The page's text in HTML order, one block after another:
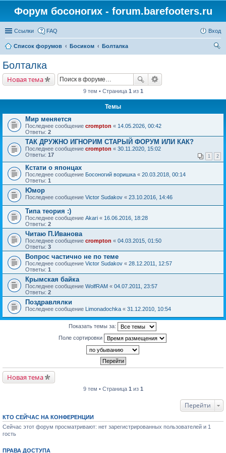
Форум босоногих - forum.barefooters.ru
Ссылки FAQ Вход
Список форумов Босиком
Болталка
Болталка
Новая тема
9 тем • Страница 1 из 1
Темы
Мир меняется
Последнее сообщение crompton « 14.05.2026, 00:42
Ответы: 2
ТАК ДРУЖНО ИГНОРИМ СТАРЫЙ ФОРУМ ИЛИ КАК?
Последнее сообщение crompton « 30.11.2020, 15:02
Ответы: 17 1 2
Кстати о японцах
Последнее сообщение Босоногий воришка « 20.03.2018, 00:14
Ответы: 1
Юмор
Последнее сообщение Victor Sudakov « 23.10.2016, 14:46
Типа теория :)
Последнее сообщение Akari « 16.06.2016, 18:28
Ответы: 2
Читаю П.Иванова
Последнее сообщение crompton « 04.03.2015, 01:50
Ответы: 3
Вопрос частично не по теме
Последнее сообщение Victor Sudakov « 28.12.2011, 12:57
Ответы: 1
Крымская байка
Последнее сообщение WolfRAM « 04.07.2011, 23:57
Ответы: 2
Поздравлялки
Последнее сообщение Limonadochka « 31.12.2010, 10:54
Показать темы за:
Поле сортировки
Новая тема
9 тем • Страница 1 из 1
Перейти
КТО СЕЙЧАС НА КОНФЕРЕНЦИИ
Сейчас этот форум просматривают: нет зарегистрированных пользователей и 1
гость
ПРАВА ДОСТУПА